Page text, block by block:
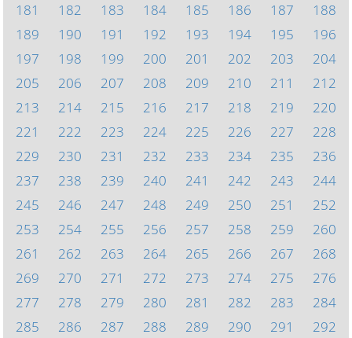
181
182 183 184 185 186 187
188
189
190 191 192 193 194 195
196
197
198 199 200 201 202 203
204
205
206 207 208 209 210 211
212
213
214 215 216 217 218 219
220
221
222 223 224 225 226 227
228
229
230 231 232 233 234 235
236
237
238 239 240 241 242 243
244
245
246 247 248 249 250 251
252
253
254 255 256 257 258 259
260
261
262 263 264 265 266 267
268
269
270 271 272 273 274 275
276
277
278 279 280 281 282 283
284
285
286 287 288 289 290 291
292